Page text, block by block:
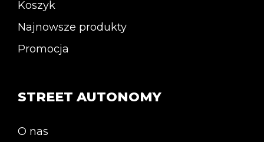
Koszyk
Najnowsze produkty
Promocja
STREET AUTONOMY
O nas